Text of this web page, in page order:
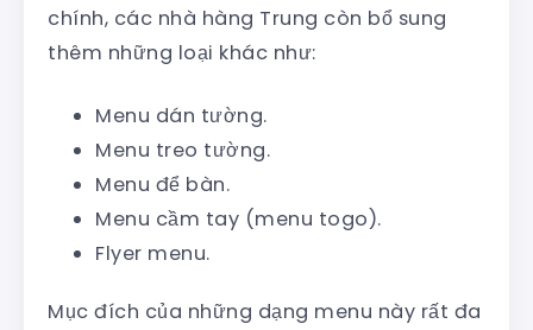
chính, các nhà hàng Trung còn bổ sung
thêm những loại khác như:
Menu dán tường.
Menu treo tường.
Menu để bàn.
Menu cầm tay (menu togo).
Flyer menu.
Mục đích của những dạng menu này rất đa